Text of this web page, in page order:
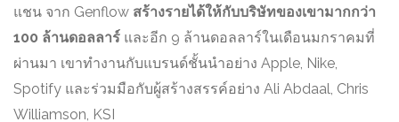
แชน จาก Genflow สร้างรายได้ให้กับบริษัทของเขามากกว่า
100 ล้านดอลลาร์ และอีก 9 ล้านดอลลาร์ในเดือนมกราคมที่
ผ่านมา เขาทำงานกับแบรนด์ชั้นนำอย่าง Apple, Nike,
Spotify และร่วมมือกับผู้สร้างสรรค์อย่าง Ali Abdaal, Chris
Williamson, KSI